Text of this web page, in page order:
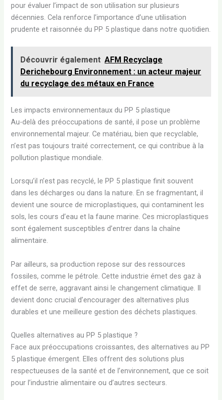
pour évaluer l’impact de son utilisation sur plusieurs
décennies. Cela renforce l’importance d’une utilisation
prudente et raisonnée du PP 5 plastique dans notre quotidien.
Découvrir également AFM Recyclage
Derichebourg Environnement : un acteur majeur
du recyclage des métaux en France
Les impacts environnementaux du PP 5 plastique
Au-delà des préoccupations de santé, il pose un problème
environnemental majeur. Ce matériau, bien que recyclable,
n’est pas toujours traité correctement, ce qui contribue à la
pollution plastique mondiale.
Lorsqu’il n’est pas recyclé, le PP 5 plastique finit souvent
dans les décharges ou dans la nature. En se fragmentant, il
devient une source de microplastiques, qui contaminent les
sols, les cours d’eau et la faune marine. Ces microplastiques
sont également susceptibles d’entrer dans la chaîne
alimentaire.
Par ailleurs, sa production repose sur des ressources
fossiles, comme le pétrole. Cette industrie émet des gaz à
effet de serre, aggravant ainsi le changement climatique. Il
devient donc crucial d’encourager des alternatives plus
durables et une meilleure gestion des déchets plastiques.
Quelles alternatives au PP 5 plastique ?
Face aux préoccupations croissantes, des alternatives au PP
5 plastique émergent. Elles offrent des solutions plus
respectueuses de la santé et de l’environnement, que ce soit
pour l’industrie alimentaire ou d’autres secteurs.